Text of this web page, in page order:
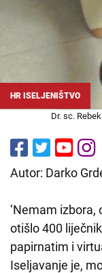
HR ISELJENIŠTVO
Dr. sc.
Autor: Darko
‘Nemam izbora,
otišlo 400
papirnatim i
Iseljavanje je,